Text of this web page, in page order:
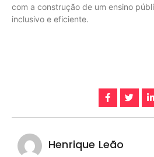
com a construção de um ensino
inclusivo e eficiente.
Henrique Leão